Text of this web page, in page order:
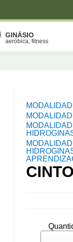
GINÁSIO
aeróbica, fitness